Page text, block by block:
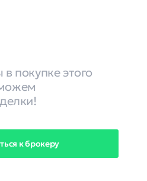
покупке этого
к брокеру